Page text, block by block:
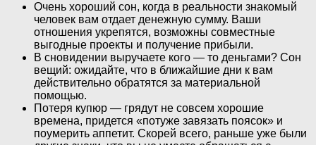
Очень хороший сон, когда в реальности знакомый
человек вам отдает денежную сумму. Ваши
отношения укрепятся, возможны совместные
выгодные проекты и получение прибыли.
В сновидении выручаете кого — то деньгами? Сон
вещий: ожидайте, что в ближайшие дни к вам
действительно обратятся за материальной
помощью.
Потеря купюр — грядут не совсем хорошие
времена, придется «потуже завязать поясок» и
поумерить аппетит. Скорей всего, раньше уже были